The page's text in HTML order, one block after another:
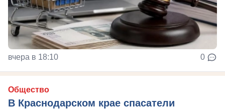
вчера в 18:10 0
Общество
В Краснодарском крае спасатели